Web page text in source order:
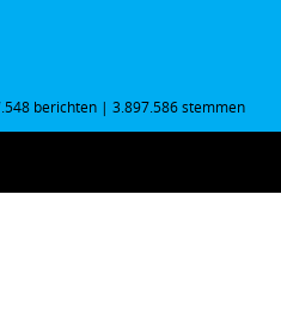
berichten | 3.897.586 stemmen